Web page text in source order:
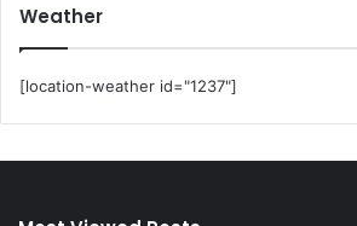
Weather
[location-weather id="1237"]